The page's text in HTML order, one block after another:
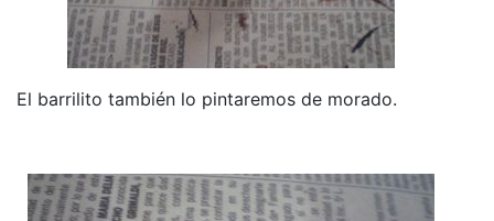
El barrilito también lo pintaremos de morado.